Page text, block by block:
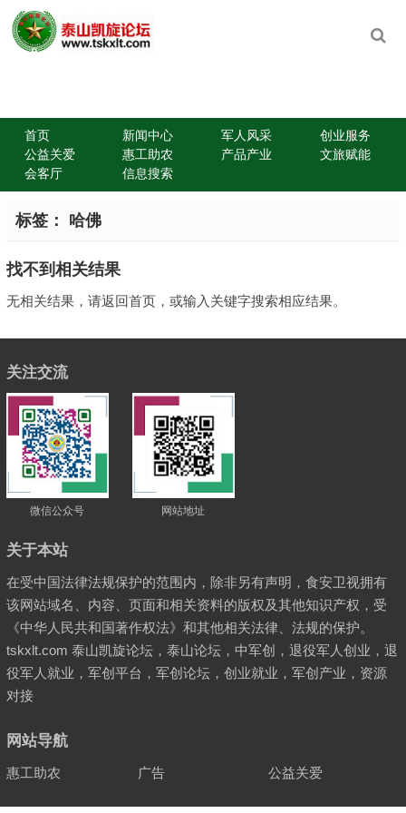
首页 新闻中心 军人风采
创业服务
公益关爱
惠工助农 产品产业
文旅赋能
会客厅
信息搜索
标签： 哈佛
找不到相关结果
无相关结果，请返回首页，或输入关键字搜索相应结果。
关注交流
微信公众号 网站地址
关于本站
在受中国法律法规保护的范围内，除非另有声明，食安卫视拥有
该网站域名、内容、页面和相关资料的版权及其他知识产权，受
《中华人民共和国著作权法》和其他相关法律、法规的保护。
tskxlt.com 泰山凯旋论坛，泰山论坛，中军创，退役军人创业，退
役军人就业，军创平台，军创论坛，创业就业，军创产业，资源
对接
网站导航
惠工助农 广告 公益关爱